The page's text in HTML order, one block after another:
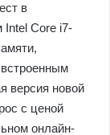
в
Intel Core i7-
версия новой
с ценой
онлайн-